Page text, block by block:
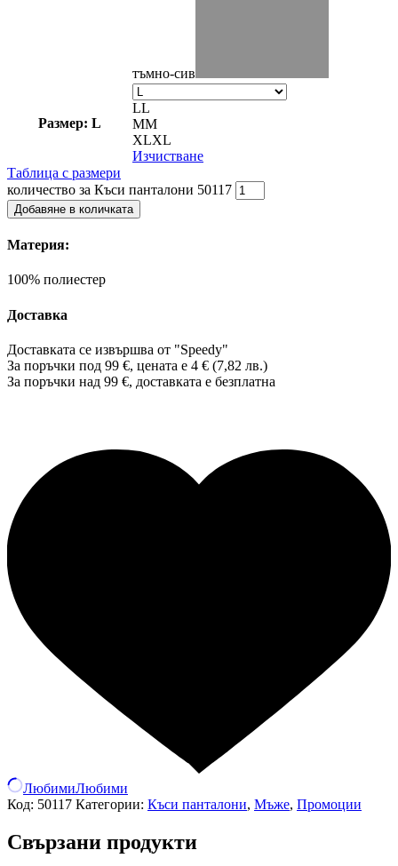
тъмно-сив
Размер: L
LL
MM
XLXL
Изчистване
Таблица с размери
количество за Къси панталони 50117
Добавяне в количката
Материя:
100% полиестер
Доставка
Доставката се извършва от "Speedy"
За поръчки под 99 €, цената е 4 € (7,82 лв.)
За поръчки над 99 €, доставката е безплатна
ЛюбимиЛюбими
Код: 50117 Категории: Къси панталони, Мъже, Промоции
Свързани продукти